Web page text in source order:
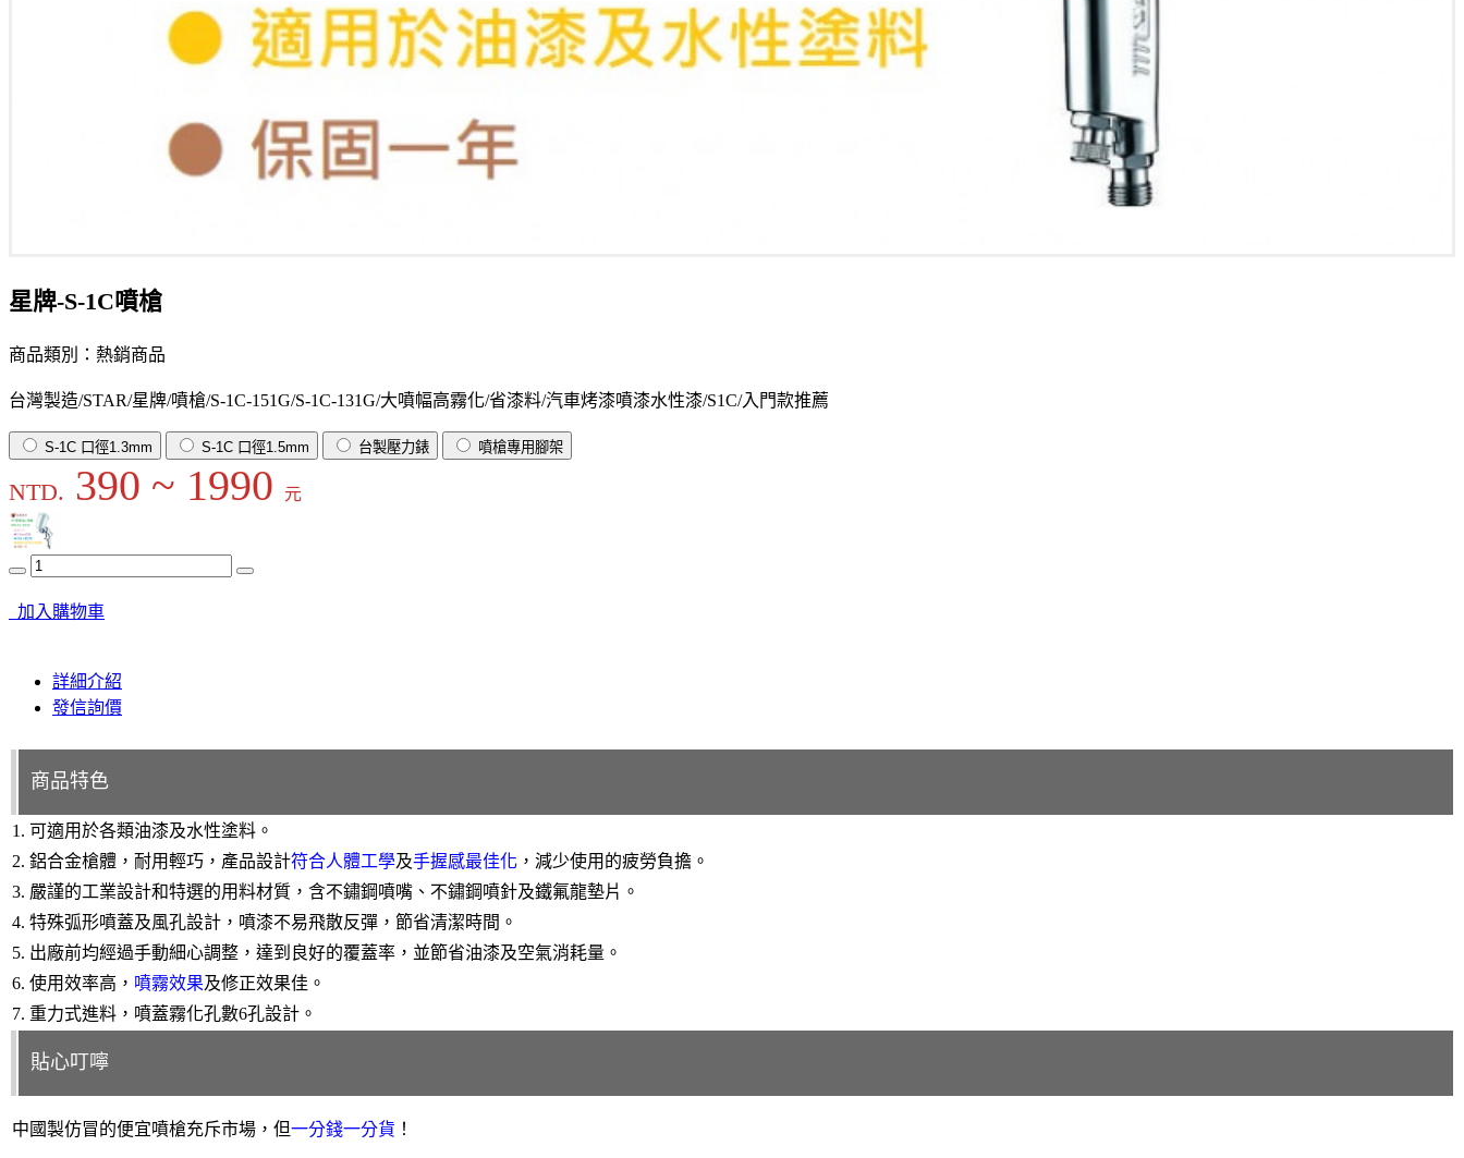
星牌-S-1C噴槍
商品類別：熱銷商品
台灣製造/STAR/星牌/噴槍/S-1C-151G/S-1C-131G/大噴幅高霧化/省漆料/汽車烤漆噴漆水性漆/S1C/入門款推薦
S-1C 口徑1.3mm S-1C 口徑1.5mm 台製壓力錶 噴槍專用腳架
NTD. 390 ~ 1990 元
加入購物車
詳細介紹
發信詢價
商品特色
1. 可適用於各類油漆及水性塗料。
2. 鋁合金槍體，耐用輕巧，產品設計符合人體工學及手握感最佳化 ，減少使用的疲勞負擔。
3. 嚴謹的工業設計和特選的用料材質，含不鏽鋼噴嘴、不鏽鋼噴針及鐵氟龍墊片。
4. 特殊弧形噴蓋及風孔設計，噴漆不易飛散反彈，節省清潔時間。
5. 出廠前均經過手動細心調整，達到良好的覆蓋率，並節省油漆及空氣消耗量。
6. 使用效率高， 噴霧效果及修正效果佳。
7. 重力式進料，噴蓋霧化孔數6孔設計 。
貼心叮嚀
中國製仿冒的便宜噴槍充斥市場，但一分錢一分貨 ！